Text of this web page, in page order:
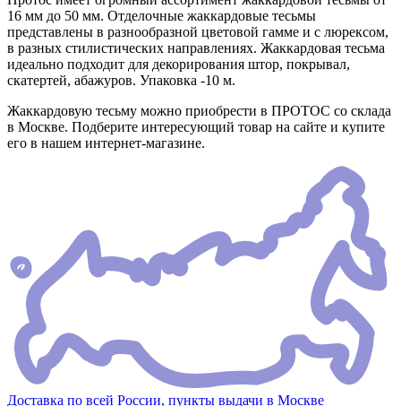
16 мм до 50 мм. Отделочные жаккардовые тесьмы
представлены в разнообразной цветовой гамме и с люрексом,
в разных стилистических направлениях. Жаккардовая тесьма
идеально подходит для декорирования штор, покрывал,
скатертей, абажуров. Упаковка -10 м.
Жаккардовую тесьму можно приобрести в ПРОТОС со склада
в Москве. Подберите интересующий товар на сайте и купите
его в нашем интернет-магазине.
Доставка по всей России, пункты выдачи в Москве